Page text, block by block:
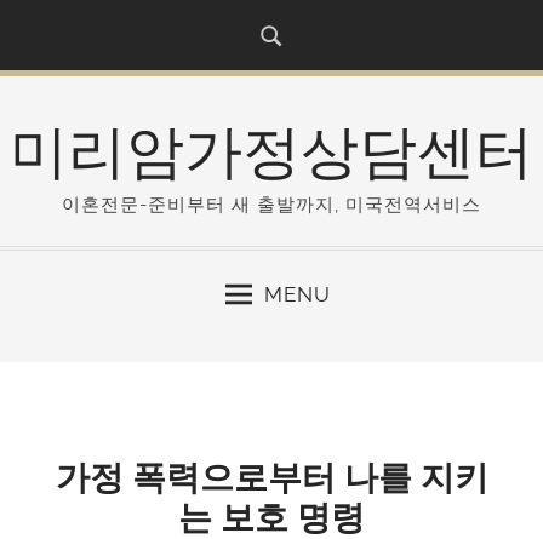
i
미리암가정상담센터
이혼전문-준비부터 새 출발까지, 미국전역서비스
MENU
가정 폭력으로부터 나를 지키
는 보호 명령